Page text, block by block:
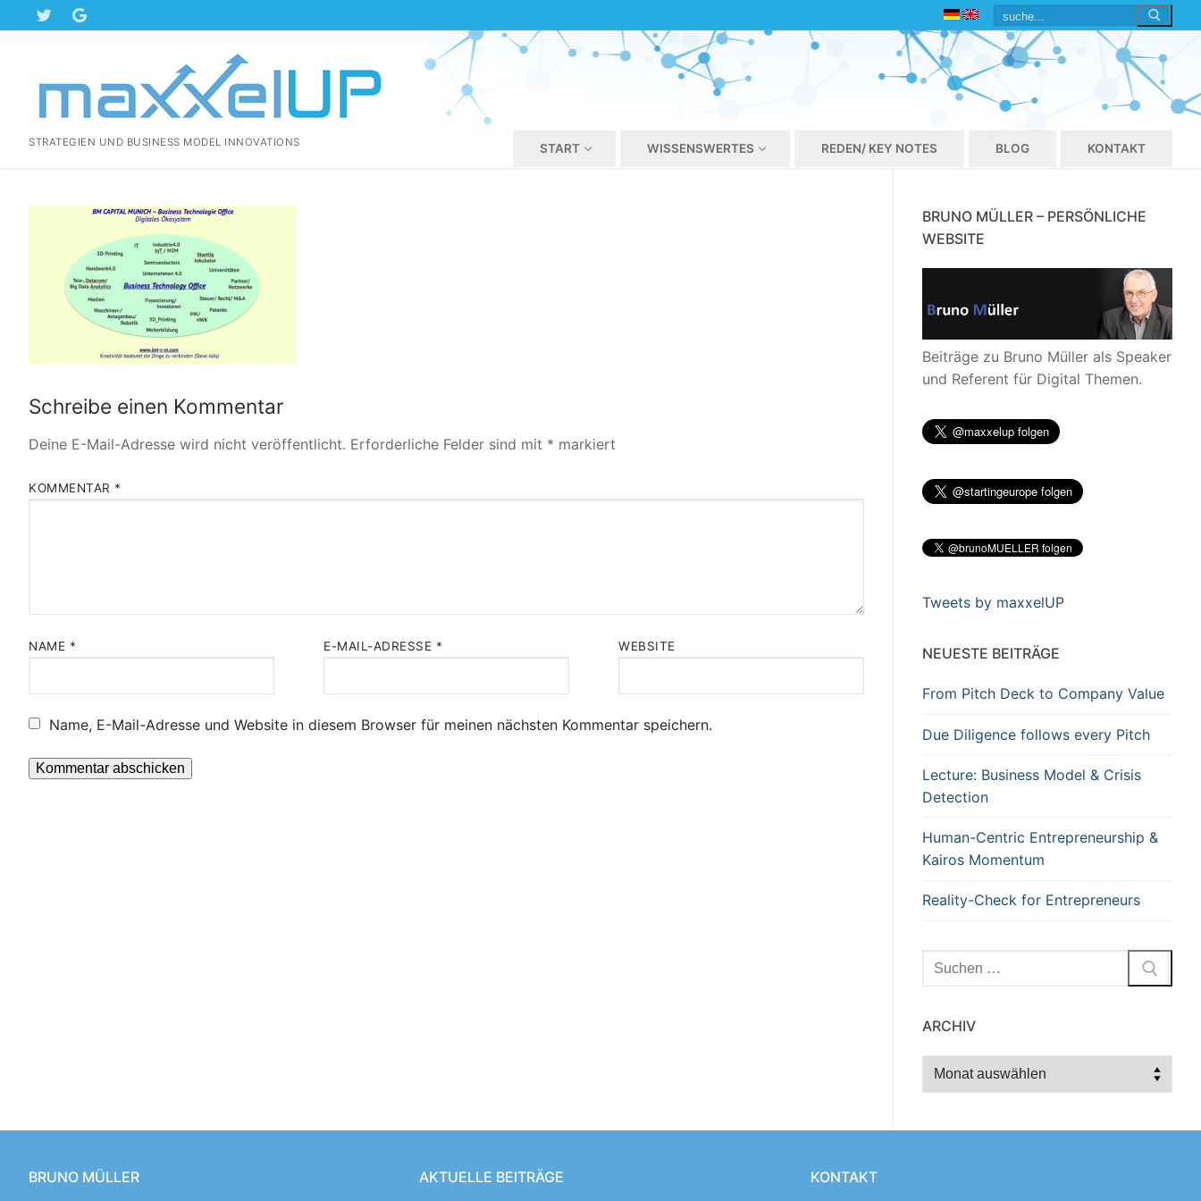
Inhalt
Suchen
nach:
STRATEGIEN UND BUSINESS MODEL INNOVATIONS START WISSENSWERTES REDEN/ KEY NOTES BLOG KONTAKT
Schreibe einen Kommentar
Deine E-Mail-Adresse wird nicht veröffentlicht. Erforderliche Felder sind mit * markiert
KOMMENTAR *
NAME * E-MAIL-ADRESSE * WEBSITE
Name, E-Mail-Adresse und Website in diesem Browser für meinen nächsten Kommentar speichern.
BRUNO MÜLLER – PERSÖNLICHE
WEBSITE
Beiträge zu Bruno Müller als Speaker
und Referent für Digital Themen.
Tweets by maxxelUP
NEUESTE BEITRÄGE
From Pitch Deck to Company Value
Due Diligence follows every Pitch
Lecture: Business Model & Crisis
Detection
Human-Centric Entrepreneurship &
Kairos Momentum
Reality-Check for Entrepreneurs
Suchen
nach:
ARCHIV
Archiv
BRUNO MÜLLER AKTUELLE BEITRÄGE KONTAKT